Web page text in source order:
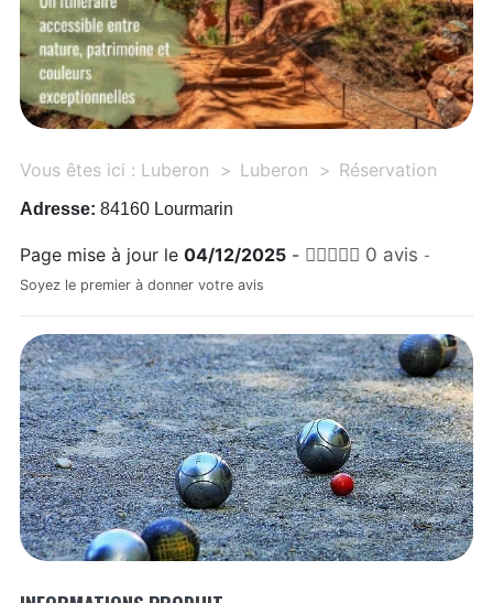
Vous êtes ici : Luberon Luberon Réservation
Adresse: 84160 Lourmarin
Page mise à jour le 04/12/2025- 0 avis -
Soyez le premier à donner votre avis